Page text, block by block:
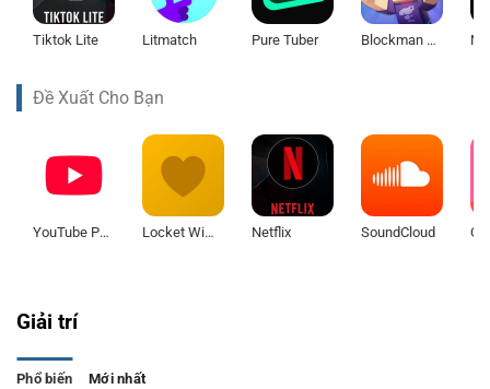
Tiktok Lite Litmatch Pure Tuber Blockman Go
Đề Xuất Cho Bạn
YouTube Premium Locket Widget Netflix SoundCloud
Giải trí
Phổ biến Mới nhất